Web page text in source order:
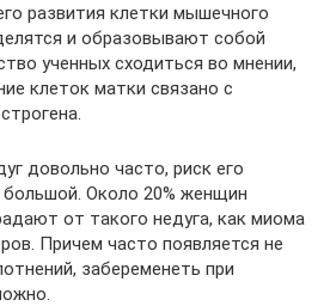
развития клетки мышечного
и образовывают собой
ученных сходиться во мнении,
клеток матки связано с
довольно часто, риск его
большой. Около 20% женщин
от такого недуга, как миома
Причем часто появляется не
забеременеть при